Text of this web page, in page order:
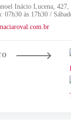
Inácio Lucena, 427,
07h30 às 17h30 /